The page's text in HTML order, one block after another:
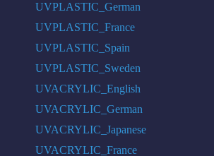
UVPLASTIC_German
UVPLASTIC_France
UVPLASTIC_Spain
UVPLASTIC_Sweden
UVACRYLIC_English
UVACRYLIC_German
UVACRYLIC_Japanese
UVACRYLIC_France